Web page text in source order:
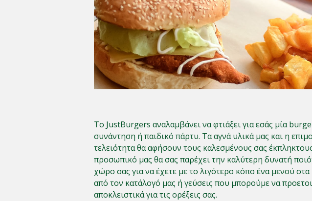
Το JustBurgers αναλαμβάνει να φτιάξει για εσάς μία
συνάντηση ή παιδικό πάρτυ. Τα αγνά υλικά μας και η
τελειότητα θα αφήσουν τους καλεσμένους σας
προσωπικό μας θα σας παρέχει την καλύτερη δυνατή
χώρο σας για να έχετε με το λιγότερο κόπο ένα μενού στα
από τον κατάλογό μας ή γεύσεις που μπορούμε να
αποκλειστικά για τις ορέξεις σας.